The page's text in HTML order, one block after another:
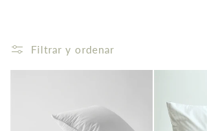
ó
Filtrar y ordenar